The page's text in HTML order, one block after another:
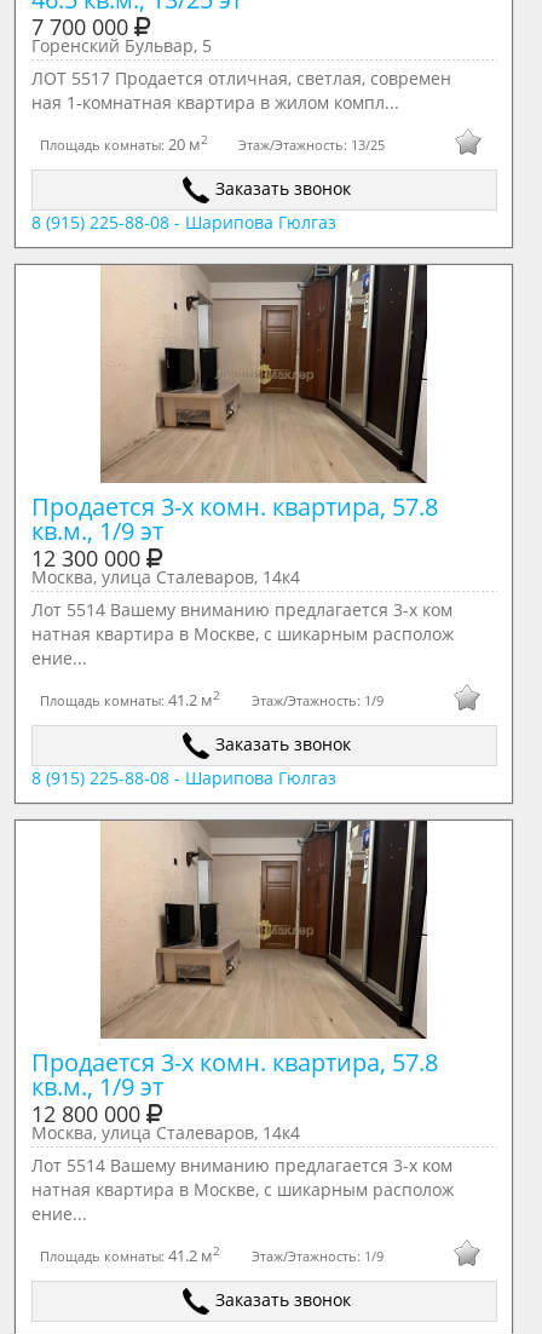
7 700 000
Горенский Бульвар, 5
ЛОТ 5517 Продается отличная, светлая, современ
ная 1-комнатная квартира в жилом компл...
Площадь комнаты:20 м2 Этаж/Этажность: 13/25
Заказать звонок
8 (915) 225-88-08 - Шарипова Гюлгаз
Продается 3-х комн. квартира, 57.8
кв.м., 1/9 эт
12 300 000
Москва, улица Сталеваров, 14к4
Лот 5514 Вашему вниманию предлагается 3-х ком
натная квартира в Москве, с шикарным располож
ение...
Площадь комнаты:41.2 м2 Этаж/Этажность: 1/9
Заказать звонок
8 (915) 225-88-08 - Шарипова Гюлгаз
Продается 3-х комн. квартира, 57.8
кв.м., 1/9 эт
12 800 000
Москва, улица Сталеваров, 14к4
Лот 5514 Вашему вниманию предлагается 3-х ком
натная квартира в Москве, с шикарным располож
ение...
Площадь комнаты:41.2 м2 Этаж/Этажность: 1/9
Заказать звонок